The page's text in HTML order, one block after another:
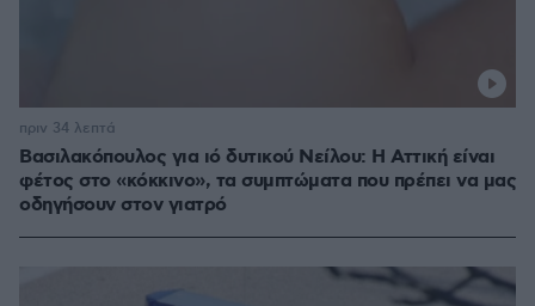
Βασιλακόπουλος για ιό δυτικού Νείλου: Η Αττική είναι
φέτος στο «κόκκινο», τα συμπτώματα που πρέπει να μας
οδηγήσουν στον γιατρό
πριν 34 λεπτά